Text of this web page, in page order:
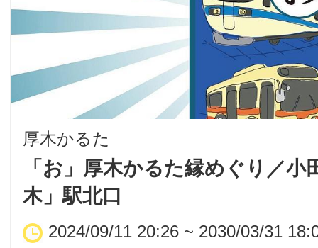
厚木かるた
「お」厚木かるた縁めぐり／小
木」駅北口
2024/09/11 20:26 ~ 2030/03/31
X
LINE
SMS
加盟スポットに
地域に導入を